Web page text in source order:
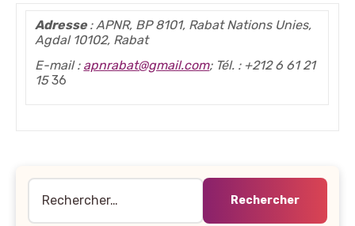
Adresse:APNR, BP 8101, Rabat Nations Unies,
Agdal 10102, Rabat
E-mail : apnrabat@gmail.com; Tél. : +212 6 61 21
1536